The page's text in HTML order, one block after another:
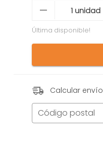
Última disponible!
Calcular envío
Código postal